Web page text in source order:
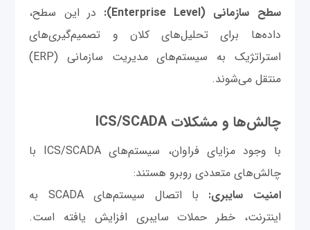
سطح سازمانی (Enterprise Level):
در این سطح،
داده‌ها برای تحلیل‌های کلان و تصمیم‌گیری‌های
استراتژیک به سیستم‌های مدیریت سازمانی (ERP)
منتقل می‌شوند.
چالش‌ها و مشکلات ICS/SCADA
با وجود مزایای فراوان، سیستم‌های ICS/SCADA با
چالش‌های متعددی روبرو هستند:
امنیت سایبری:
با اتصال سیستم‌های SCADA به
اینترنت، خطر حملات سایبری افزایش یافته است.